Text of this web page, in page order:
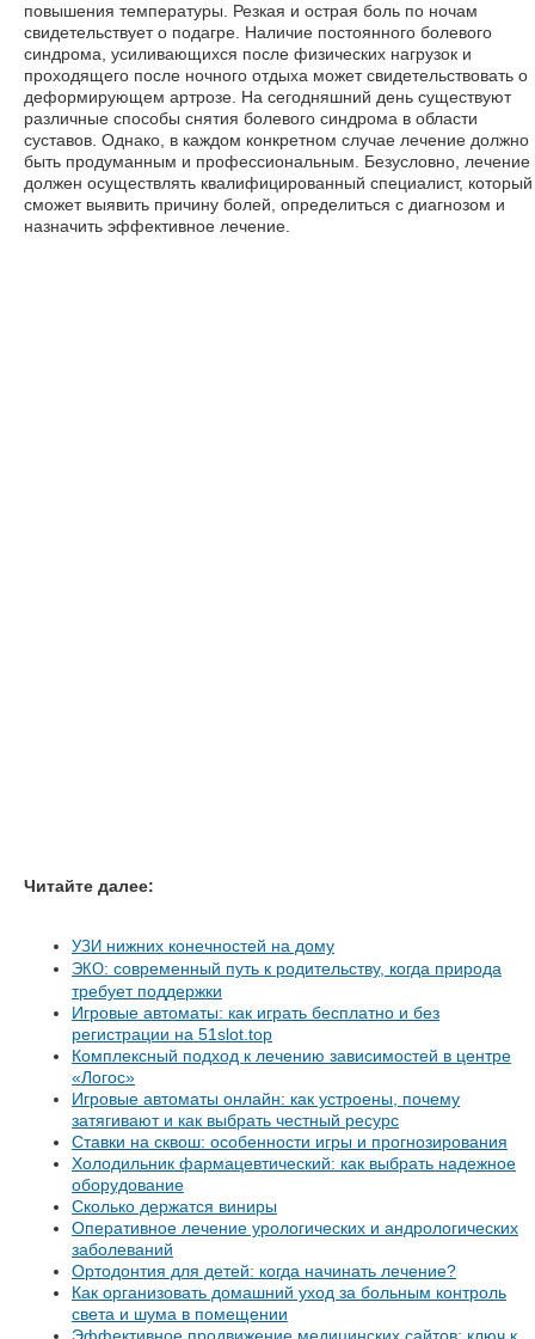
повышения температуры. Резкая и острая боль по ночам
свидетельствует о подагре. Наличие постоянного болевого
синдрома, усиливающихся после физических нагрузок и
проходящего после ночного отдыха может свидетельствовать о
деформирующем артрозе. На сегодняшний день существуют
различные способы снятия болевого синдрома в области
суставов. Однако, в каждом конкретном случае лечение должно
быть продуманным и профессиональным. Безусловно, лечение
должен осуществлять квалифицированный специалист, который
сможет выявить причину болей, определиться с диагнозом и
назначить эффективное лечение.
Читайте далее:
УЗИ нижних конечностей на дому
ЭКО: современный путь к родительству, когда природа
требует поддержки
Игровые автоматы: как играть бесплатно и без
регистрации на 51slot.top
Комплексный подход к лечению зависимостей в центре
«Логос»
Игровые автоматы онлайн: как устроены, почему
затягивают и как выбрать честный ресурс
Ставки на сквош: особенности игры и прогнозирования
Холодильник фармацевтический: как выбрать надежное
оборудование
Сколько держатся виниры
Оперативное лечение урологических и андрологических
заболеваний
Ортодонтия для детей: когда начинать лечение?
Как организовать домашний уход за больным контроль
света и шума в помещении